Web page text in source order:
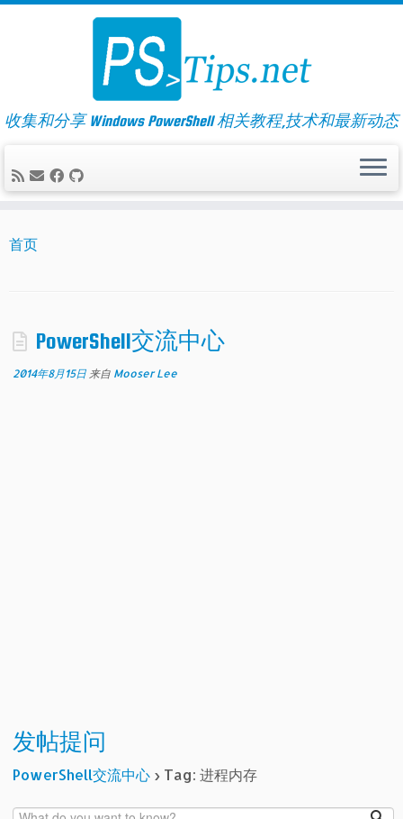
Skip
收集和分享 Windows PowerShell 相关教程,技术和最新动态
首页
PowerShell交流中心
2014年8月15日 来自 Mooser Lee
发帖提问
PowerShell交流中心 › Tag: 进程内存